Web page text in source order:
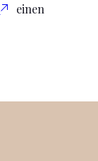
einen